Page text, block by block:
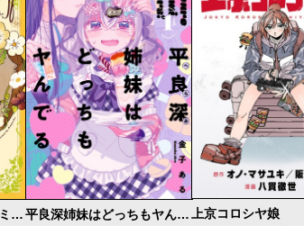
赤ずきんちゃんとオオカミさん 平良深姉妹はどっちもヤんでる 上京コロシヤ娘